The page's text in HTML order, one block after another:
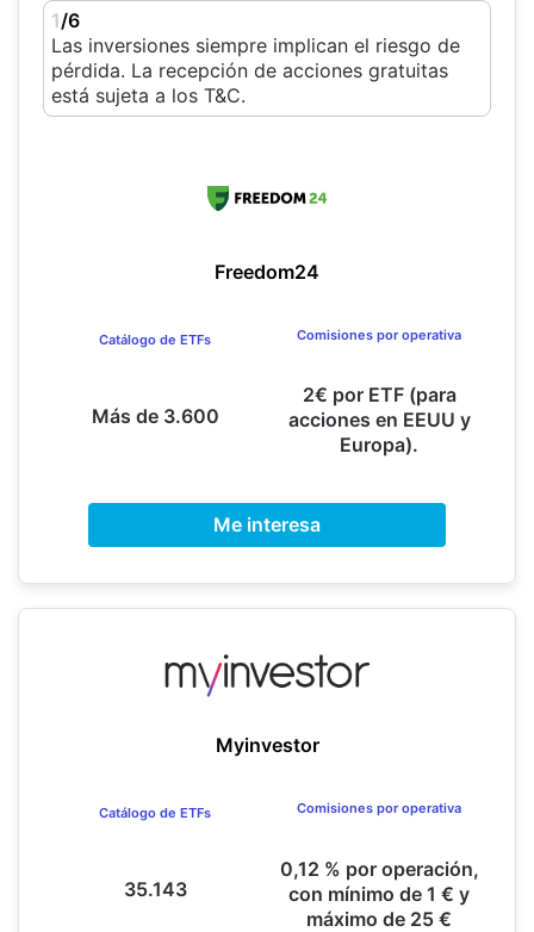
1/6
Las inversiones siempre implican el riesgo de
pérdida. La recepción de acciones gratuitas
está sujeta a los T&C.
Freedom24
Catálogo de ETFs
Más de 3.600
Comisiones por operativa
2€ por ETF (para
acciones en EEUU y
Europa).
Me interesa
Myinvestor
Catálogo de ETFs
35.143
Comisiones por operativa
0,12 % por operación,
con mínimo de 1 € y
máximo de 25 €